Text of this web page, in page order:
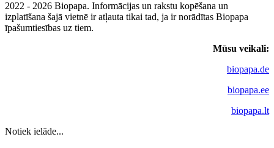
2022 - 2026 Biopapa. Informācijas un rakstu kopēšana un
izplatīšana šajā vietnē ir atļauta tikai tad, ja ir norādītas Biopapa
īpašumtiesības uz tiem.
Mūsu veikali:
biopapa.de
biopapa.ee
biopapa.lt
Notiek ielāde...